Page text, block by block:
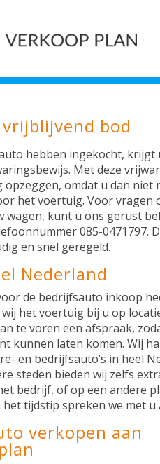
bod
hebben ingekocht, krijgt
Met deze
omdat u dan niet
het voertuig. Voor vragen
wagen, kunt u ons gerust
085-0471797.
en snel geregeld.
Nederland
de bedrijfsauto inkoop
het voertuig bij u op
te voren een afspraak,
kunnen laten komen. Wij
en bedrijfsauto’s in heel
steden bieden wij zelfs
bedrijf, of op een andere
het tijdstip spreken we met u
verkopen aan